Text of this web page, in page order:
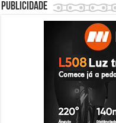
Publicidade